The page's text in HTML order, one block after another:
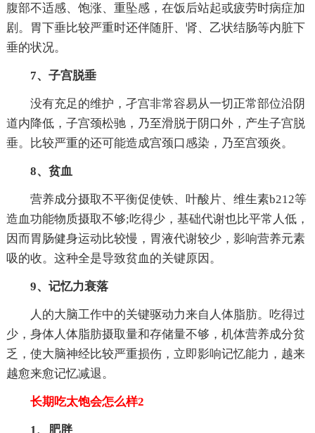
腹部不适感、饱涨、重坠感，在饭后站起或疲劳时病症加
剧。胃下垂比较严重时还伴随肝、肾、乙状结肠等内脏下
垂的状况。
7、子宫脱垂
没有充足的维护，孑宫非常容易从一切正常部位沿阴
道内降低，子宫颈松驰，乃至滑脱于阴口外，产生子宫脱
垂。比较严重的还可能造成宫颈口感染，乃至宫颈炎。
8、贫血
营养成分摄取不平衡促使铁、叶酸片、维生素b212等
造血功能物质摄取不够;吃得少，基础代谢也比平常人低，
因而胃肠健身运动比较慢，胃液代谢较少，影响营养元素
吸的收。这种全是导致贫血的关键原因。
9、记忆力衰落
人的大脑工作中的关键驱动力来自人体脂肪。吃得过
少，身体人体脂肪摄取量和存储量不够，机体营养成分贫
乏，使大脑神经比较严重损伤，立即影响记忆能力，越来
越愈来愈记忆减退。
长期吃太饱会怎么样2
1、肥胖